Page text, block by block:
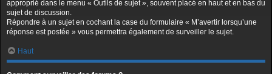
approprié dans le menu « Outils de sujet », souvent placé en haut et en bas du
sujet de discussion.
Répondre à un sujet en cochant la case du formulaire « M’avertir lorsqu’une
réponse est postée » vous permettra également de surveiller le sujet.
Haut